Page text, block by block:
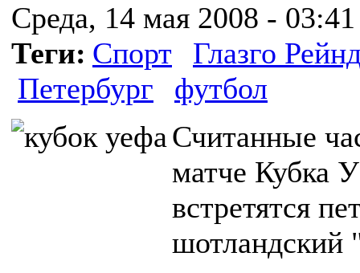
Среда, 14 мая 2008 - 03:41
Теги: Спорт
Глазго
Петербург
футбол
Считанные
матче Кубка
встретятся
шотландский